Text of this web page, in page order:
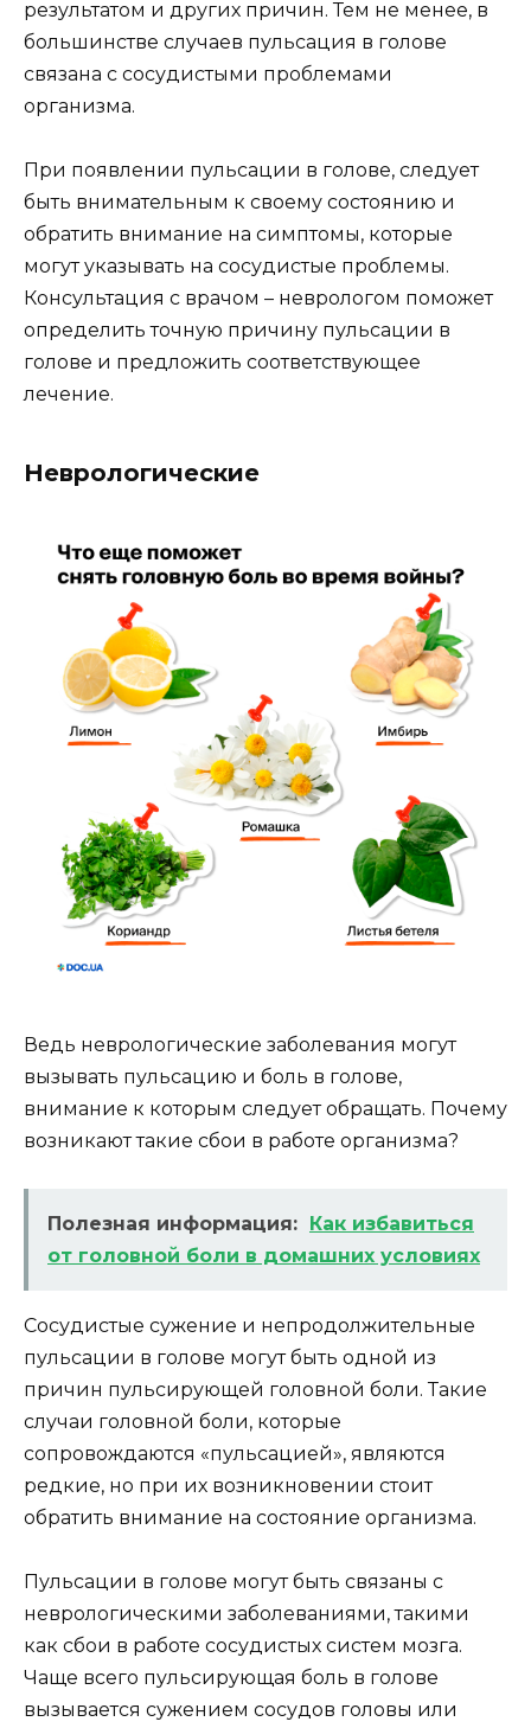
результатом и других причин. Тем не менее, в
большинстве случаев пульсация в голове
связана с сосудистыми проблемами
организма.
При появлении пульсации в голове, следует
быть внимательным к своему состоянию и
обратить внимание на симптомы, которые
могут указывать на сосудистые проблемы.
Консультация с врачом – неврологом поможет
определить точную причину пульсации в
голове и предложить соответствующее
лечение.
Неврологические
Ведь неврологические заболевания могут
вызывать пульсацию и боль в голове,
внимание к которым следует обращать. Почему
возникают такие сбои в работе организма?
Полезная информация: Как избавиться
от головной боли в домашних условиях
Сосудистые сужение и непродолжительные
пульсации в голове могут быть одной из
причин пульсирующей головной боли. Такие
случаи головной боли, которые
сопровождаются «пульсацией», являются
редкие, но при их возникновении стоит
обратить внимание на состояние организма.
Пульсации в голове могут быть связаны с
неврологическими заболеваниями, такими
как сбои в работе сосудистых систем мозга.
Чаще всего пульсирующая боль в голове
вызывается сужением сосудов головы или